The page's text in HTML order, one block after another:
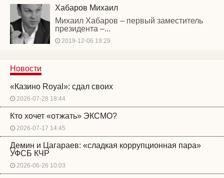
Хабаров Михаил
Михаил Хабаров – первый заместитель
президента –...
2019-12-06 19:29
Новости
«Казино Royal»: сдал своих
2026-07-28 18:44
Кто хочет «отжать» ЭКСМО?
2026-07-17 14:45
Демин и Цагараев: «сладкая коррупционная пара»
УФСБ КЧР
2026-06-26 10:03